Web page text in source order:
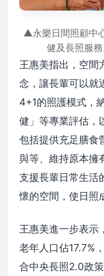
▲永樂日間照顧中
健及長照服務
王惠美指出，空間
念，讓長輩可以就
4+1的照護模式，
健」等專業評估，
包括提供充足膳食
與等、維持原本擁
支援長輩日常生活
懷的空間，使日照
王惠美進一步表示
老年人口佔17.7%
合中央長照2.0政